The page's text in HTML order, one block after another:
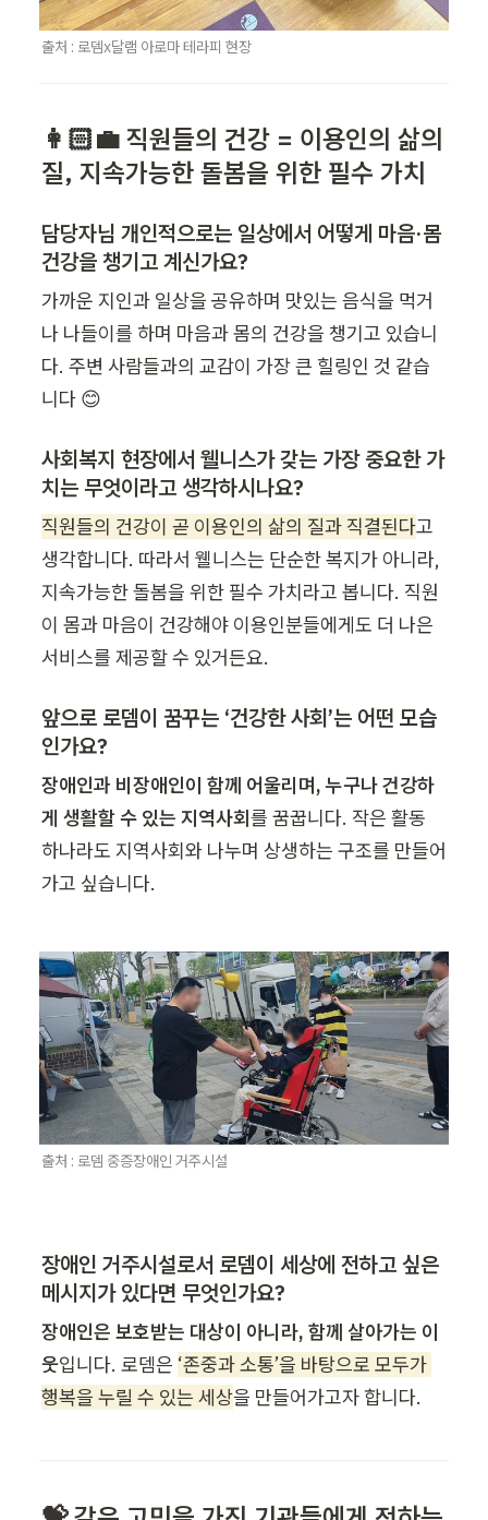
출처 : 로뎀x달램 아로마 테라피 현장
👩🏻‍💼 직원들의 건강 = 이용인의 삶의
질, 지속가능한 돌봄을 위한 필수 가치
담당자님 개인적으로는 일상에서 어떻게 마음·몸
건강을 챙기고 계신가요?
가까운 지인과 일상을 공유하며 맛있는 음식을 먹거
나 나들이를 하며 마음과 몸의 건강을 챙기고 있습니
다. 주변 사람들과의 교감이 가장 큰 힐링인 것 같습
니다 😊
사회복지 현장에서 웰니스가 갖는 가장 중요한 가
치는 무엇이라고 생각하시나요?
직원들의 건강이 곧 이용인의 삶의 질과 직결된다고
생각합니다. 따라서 웰니스는 단순한 복지가 아니라,
지속가능한 돌봄을 위한 필수 가치라고 봅니다. 직원
이 몸과 마음이 건강해야 이용인분들에게도 더 나은
서비스를 제공할 수 있거든요.
앞으로 로뎀이 꿈꾸는 ‘건강한 사회’는 어떤 모습
인가요?
장애인과 비장애인이 함께 어울리며, 누구나 건강하
게 생활할 수 있는 지역사회를 꿈꿉니다. 작은 활동
하나라도 지역사회와 나누며 상생하는 구조를 만들어
가고 싶습니다.
출처 : 로뎀 중증장애인 거주시설
장애인 거주시설로서 로뎀이 세상에 전하고 싶은
메시지가 있다면 무엇인가요?
장애인은 보호받는 대상이 아니라, 함께 살아가는 이
웃입니다. 로뎀은 ‘존중과 소통’을 바탕으로 모두가
행복을 누릴 수 있는 세상을 만들어가고자 합니다.